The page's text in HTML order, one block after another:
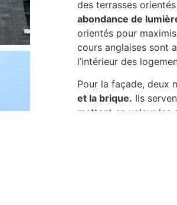
des terrasses
abondance de
orientés pour
cours anglaises sont
l’intérieur des
Pour la façade, deux
et la brique. Ils
mettant en valeur les